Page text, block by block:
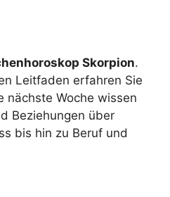
Skorpion.
Leitfaden erfahren Sie
nächste Woche wissen
Beziehungen über
bis hin zu Beruf und